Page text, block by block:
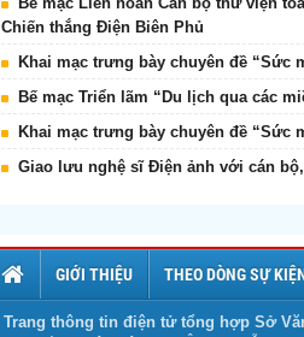
Chiến thắng Điện Biên Phủ
Khai mạc trưng bày chuyên đề “Sức
Bế mạc Triển lãm “Du lịch qua các
Khai mạc trưng bày chuyên đề “Sức
Giao lưu nghệ sĩ Điện ảnh với cán bộ,
GIỚI THIỆU THEO DÒNG SỰ
Trang thông tin điện tử tổng hợp Sở